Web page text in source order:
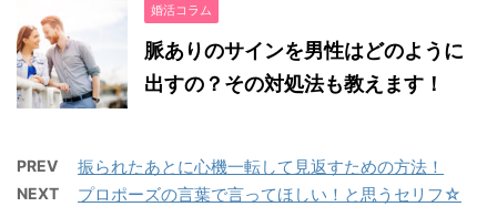
婚活コラム
脈ありのサインを男性はどのように
出すの？その対処法も教えます！
PREV 振られたあとに心機一転して見返すための方法！
NEXT プロポーズの言葉で言ってほしい！と思うセリフ☆